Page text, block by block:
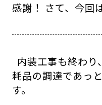
感謝！ さて、今回
内装工事も終わり
耗品の調達であっ
す。